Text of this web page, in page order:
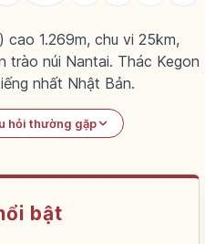
cao 1.269m, chu vi 25km,
trào núi Nantai. Thác Kegon
nhất Nhật Bản.
hỏi thường gặp
bật